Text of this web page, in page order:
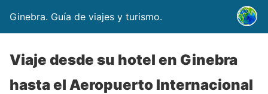
Ginebra. Guía de viajes y turismo.
Viaje desde su hotel en Ginebra
hasta el Aeropuerto Internacional